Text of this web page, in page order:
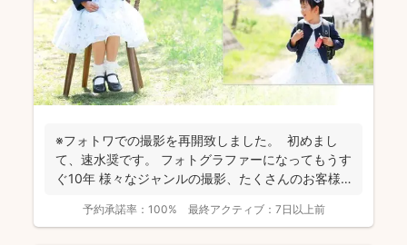
※フォトワでの撮影を再開致しました。 初めまし
て、速水奨です。 フォトグラファーになってもうす
ぐ10年 様々なジャンルの撮影、たくさんのお客様
予約承諾率： 100% 最終アクティブ： 7日以上前